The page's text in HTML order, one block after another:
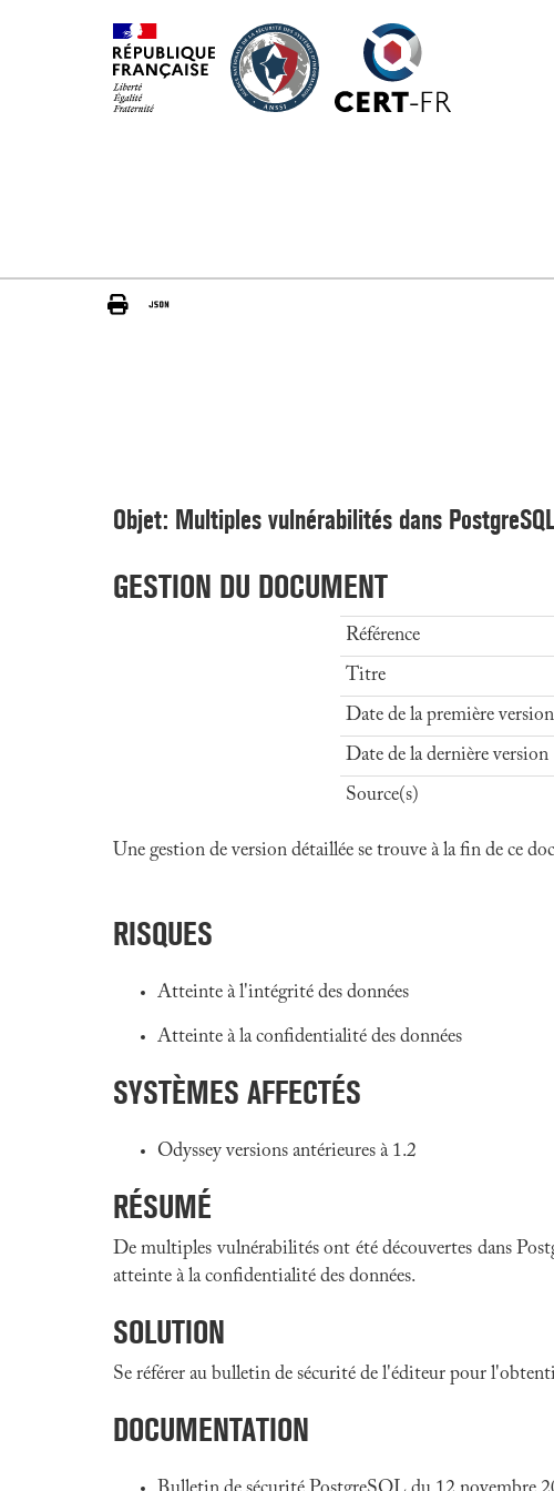
Objet: Multiples vulnérabilités dans
GESTION DU DOCUMENT
Référence
Titre
Date de la première version
Date de la dernière version
Source(s)
Une gestion de version détaillée se trouve à la fin de ce
RISQUES
Atteinte à l'intégrité des données
Atteinte à la confidentialité des données
SYSTÈMES AFFECTÉS
Odyssey versions antérieures à 1.2
RÉSUMÉ
De multiples vulnérabilités ont été découvertes dans
atteinte à la confidentialité des données.
SOLUTION
Se référer au bulletin de sécurité de l'éditeur pour
DOCUMENTATION